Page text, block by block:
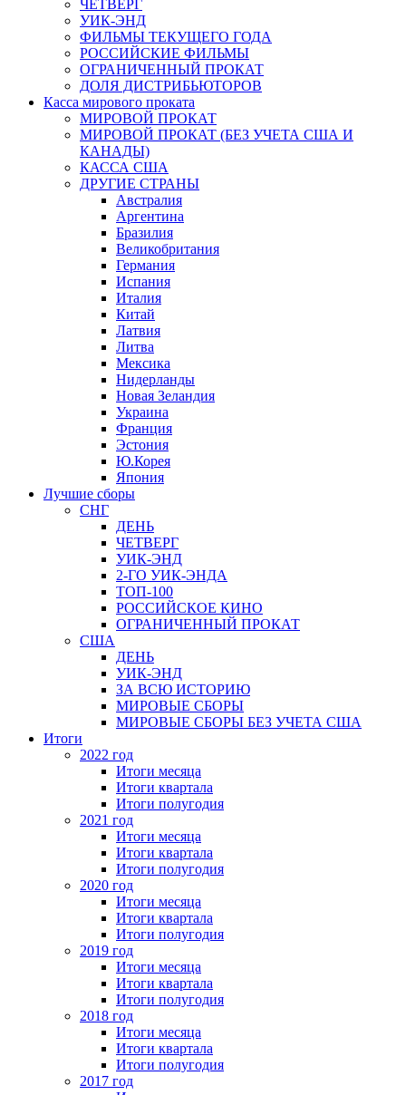
ЧЕТВЕРГ
УИК-ЭНД
ФИЛЬМЫ ТЕКУЩЕГО ГОДА
РОССИЙСКИЕ ФИЛЬМЫ
ОГРАНИЧЕННЫЙ ПРОКАТ
ДОЛЯ ДИСТРИБЬЮТОРОВ
Касса мирового проката
МИРОВОЙ ПРОКАТ
МИРОВОЙ ПРОКАТ (БЕЗ УЧЕТА США И
КАНАДЫ)
КАССА США
ДРУГИЕ СТРАНЫ
Австралия
Аргентина
Бразилия
Великобритания
Германия
Испания
Италия
Китай
Латвия
Литва
Мексика
Нидерланды
Новая Зеландия
Украина
Франция
Эстония
Ю.Корея
Япония
Лучшие сборы
СНГ
ДЕНЬ
ЧЕТВЕРГ
УИК-ЭНД
2-ГО УИК-ЭНДА
ТОП-100
РОССИЙСКОЕ КИНО
ОГРАНИЧЕННЫЙ ПРОКАТ
США
ДЕНЬ
УИК-ЭНД
ЗА ВСЮ ИСТОРИЮ
МИРОВЫЕ СБОРЫ
МИРОВЫЕ СБОРЫ БЕЗ УЧЕТА США
Итоги
2022 год
Итоги месяца
Итоги квартала
Итоги полугодия
2021 год
Итоги месяца
Итоги квартала
Итоги полугодия
2020 год
Итоги месяца
Итоги квартала
Итоги полугодия
2019 год
Итоги месяца
Итоги квартала
Итоги полугодия
2018 год
Итоги месяца
Итоги квартала
Итоги полугодия
2017 год